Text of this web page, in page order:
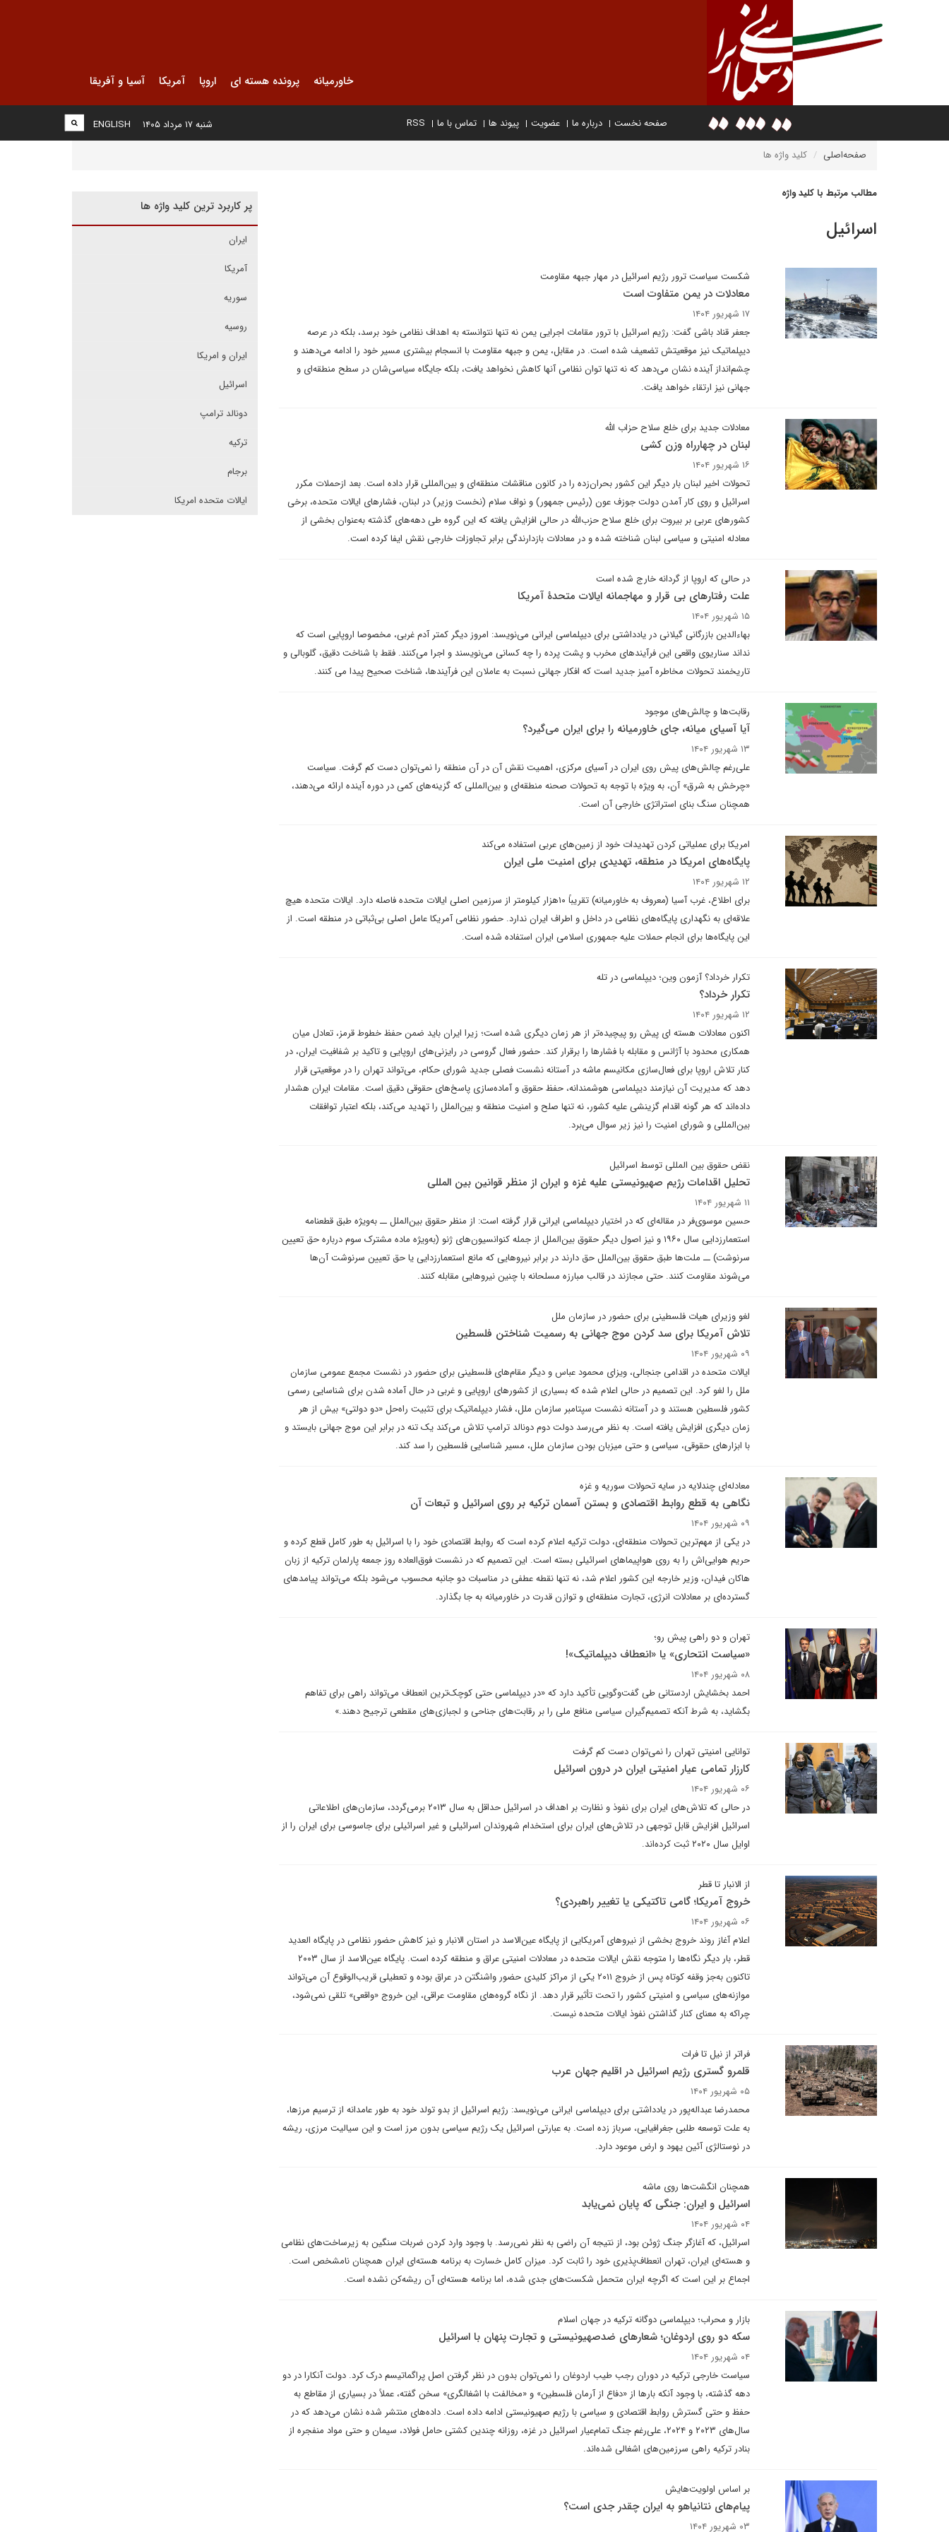
خاورمیانه پرونده هسته ای اروپا آمریکا آسیا و آفریقا
صفحه نخست درباره ما عضویت پیوند ها تماس با ما RSS
ENGLISH شنبه ۱۷ مرداد ۱۴۰۵
صفحه‌اصلی کلید واژه ها
مطالب مرتبط با کلید واژه
اسرائیل
شکست سیاست ترور رژیم اسرائیل در مهار جبهه مقاومت
معادلات در یمن متفاوت است
۱۷ شهریور ۱۴۰۴
جعفر قناد باشی گفت: رژیم اسرائیل با ترور مقامات اجرایی یمن نه تنها نتوانسته به اهداف نظامی خود برسد، بلکه در عرصه
دیپلماتیک نیز موقعیتش تضعیف شده است. در مقابل، یمن و جبهه مقاومت با انسجام بیشتری مسیر خود را ادامه می‌دهند و
چشم‌انداز آینده نشان می‌دهد که نه تنها توان نظامی آنها کاهش نخواهد یافت، بلکه جایگاه سیاسی‌شان در سطح منطقه‌ای و
جهانی نیز ارتقاء خواهد یافت.
معادلات جدید برای خلع سلاح حزاب الله
لبنان در چهارراه وزن کشی
۱۶ شهریور ۱۴۰۴
تحولات اخیر لبنان بار دیگر این کشور بحران‌زده را در کانون مناقشات منطقه‌ای و بین‌المللی قرار داده است. بعد ازحملات مکرر
اسرائیل و روی کار آمدن دولت جوزف عون (رئیس جمهور) و نواف سلام (نخست وزیر) در لبنان، فشارهای ایالات متحده، برخی
کشورهای عربی بر بیروت برای خلع سلاح حزب‌الله در حالی افزایش یافته که این گروه طی دهه‌های گذشته به‌عنوان بخشی از
معادله امنیتی و سیاسی لبنان شناخته شده و در معادلات بازدارندگی برابر تجاوزات خارجی نقش ایفا کرده است.
در حالی که اروپا از گردانه خارج شده است
علت رفتارهای بی قرار و مهاجمانه ایالات متحدۀ آمریکا
۱۵ شهریور ۱۴۰۴
بهاءالدین بازرگانی گیلانی در یادداشتی برای دیپلماسی ایرانی می‌نویسد: امروز دیگر کمتر آدم غربی، مخصوصا اروپایی است که
نداند سناریوی واقعی این فرآیندهای مخرب و پشت پرده را چه کسانی می‌نویسند و اجرا می‌کنند. فقط با شناخت دقیق، گلوبالی و
تاریخمند تحولات مخاطره آمیز جدید است که افکار جهانی نسبت به عاملان این فرآیندها، شناخت صحیح پیدا می کنند.
رقابت‌ها و چالش‌های موجود
آیا آسیای میانه، جای خاورمیانه را برای ایران می‌گیرد؟
۱۳ شهریور ۱۴۰۴
علی‌رغم چالش‌های پیش روی ایران در آسیای مرکزی، اهمیت نقش آن در آن منطقه را نمی‌توان دست کم گرفت. سیاست
«چرخش به شرق» آن، به ویژه با توجه به تحولات صحنه منطقه‌ای و بین‌المللی که گزینه‌های کمی در دوره آینده ارائه می‌دهند،
همچنان سنگ بنای استراتژی خارجی آن است.
امریکا برای عملیاتی کردن تهدیدات خود از زمین‌های عربی استفاده می‌کند
پایگاه‌های امریکا در منطقه، تهدیدی برای امنیت ملی ایران
۱۲ شهریور ۱۴۰۴
برای اطلاع، غرب آسیا (معروف به خاورمیانه) تقریباً ۱۰هزار کیلومتر از سرزمین اصلی ایالات متحده فاصله دارد. ایالات متحده هیچ
علاقه‌ای به نگهداری پایگاه‌های نظامی در داخل و اطراف ایران ندارد. حضور نظامی آمریکا عامل اصلی بی‌ثباتی در منطقه است. از
این پایگاه‌ها برای انجام حملات علیه جمهوری اسلامی ایران استفاده شده است.
تکرار خرداد؟ آزمون وین؛ دیپلماسی در تله
تکرار خرداد؟
۱۲ شهریور ۱۴۰۴
اکنون معادلات هسته ای پیش رو پیچیده‌تر از هر زمان دیگری شده است؛ زیرا ایران باید ضمن حفظ خطوط قرمز، تعادل میان
همکاری محدود با آژانس و مقابله با فشارها را برقرار کند. حضور فعال گروسی در رایزنی‌های اروپایی و تاکید بر شفافیت ایران، در
کنار تلاش اروپا برای فعال‌سازی مکانیسم ماشه در آستانه نشست فصلی جدید شورای حکام، می‌تواند تهران را در موقعیتی قرار
دهد که مدیریت آن نیازمند دیپلماسی هوشمندانه، حفظ حقوق و آماده‌سازی پاسخ‌های حقوقی دقیق است. مقامات ایران هشدار
داده‌اند که هر گونه اقدام گزینشی علیه کشور، نه تنها صلح و امنیت منطقه و بین‌الملل را تهدید می‌کند، بلکه اعتبار توافقات
بین‌المللی و شورای امنیت را نیز زیر سوال می‌برد.
نقض حقوق بین المللی توسط اسرائیل
تحلیل اقدامات رژیم صهیونیستی علیه غزه و ایران از منظر قوانین بین المللی
۱۱ شهریور ۱۴۰۴
حسین موسوی‌فر در مقاله‌ای که در اختیار دیپلماسی ایرانی قرار گرفته است: از منظر حقوق بین‌الملل ــ به‌ویژه طبق قطعنامه
استعمارزدایی سال ۱۹۶۰ و نیز اصول دیگر حقوق بین‌الملل از جمله کنوانسیون‌های ژنو (به‌ویژه ماده مشترک سوم درباره حق تعیین
سرنوشت) ــ ملت‌ها طبق حقوق بین‌الملل حق دارند در برابر نیروهایی که مانع استعمارزدایی یا حق تعیین سرنوشت آن‌ها
می‌شوند مقاومت کنند. حتی مجازند در قالب مبارزه مسلحانه با چنین نیروهایی مقابله کنند.
لغو وزیرای هیات فلسطینی برای حضور در سازمان ملل
تلاش آمریکا برای سد کردن موج جهانی به رسمیت شناختن فلسطین
۰۹ شهریور ۱۴۰۴
ایالات متحده در اقدامی جنجالی، ویزای محمود عباس و دیگر مقام‌های فلسطینی برای حضور در نشست مجمع عمومی سازمان
ملل را لغو کرد. این تصمیم در حالی اعلام شده که بسیاری از کشورهای اروپایی و غربی در حال آماده شدن برای شناسایی رسمی
کشور فلسطین هستند و در آستانه نشست سپتامبر سازمان ملل، فشار دیپلماتیک برای تثبیت راه‌حل «دو دولتی» بیش از هر
زمان دیگری افزایش یافته است. به نظر می‌رسد دولت دوم دونالد ترامپ تلاش می‌کند یک تنه در برابر این موج جهانی بایستد و
با ابزارهای حقوقی، سیاسی و حتی میزبان بودن سازمان ملل، مسیر شناسایی فلسطین را سد کند.
معادله‌ای چندلایه در سایه تحولات سوریه و غزه
نگاهی به قطع روابط اقتصادی و بستن آسمان ترکیه بر روی اسرائیل و تبعات آن
۰۹ شهریور ۱۴۰۴
در یکی از مهم‌ترین تحولات منطقه‌ای، دولت ترکیه اعلام کرده است که روابط اقتصادی خود را با اسرائیل به طور کامل قطع کرده و
حریم هوایی‌اش را به روی هواپیماهای اسرائیلی بسته است. این تصمیم که در نشست فوق‌العاده روز جمعه پارلمان ترکیه از زبان
هاکان فیدان، وزیر خارجه این کشور اعلام شد، نه تنها نقطه عطفی در مناسبات دو جانبه محسوب می‌شود بلکه می‌تواند پیامدهای
گسترده‌ای بر معادلات انرژی، تجارت منطقه‌ای و توازن قدرت در خاورمیانه به جا بگذارد.
تهران و دو راهی پیش رو؛
«سیاست انتحاری» یا «انعطاف دیپلماتیک»!
۰۸ شهریور ۱۴۰۴
احمد بخشایش اردستانی طی گفت‌وگویی تأکید دارد که «در دیپلماسی حتی کوچک‌ترین انعطاف می‌تواند راهی برای تفاهم
بگشاید، به شرط آنکه تصمیم‌گیران سیاسی منافع ملی را بر رقابت‌های جناحی و لجبازی‌های مقطعی ترجیح دهند.»
توانایی امنیتی تهران را نمی‌توان دست کم گرفت
کارزار تمامی عیار امنیتی ایران در درون اسرائیل
۰۶ شهریور ۱۴۰۴
در حالی که تلاش‌های ایران برای نفوذ و نظارت بر اهداف در اسرائیل حداقل به سال ۲۰۱۳ برمی‌گردد، سازمان‌های اطلاعاتی
اسرائیل افزایش قابل توجهی در تلاش‌های ایران برای استخدام شهروندان اسرائیلی و غیر اسرائیلی برای جاسوسی برای ایران را از
اوایل سال ۲۰۲۰ ثبت کرده‌اند.
از الانبار تا قطر
خروج آمریکا؛ گامی تاکتیکی یا تغییر راهبردی؟
۰۶ شهریور ۱۴۰۴
اعلام آغاز روند خروج بخشی از نیروهای آمریکایی از پایگاه عین‌الاسد در استان الانبار و نیز کاهش حضور نظامی در پایگاه العدید
قطر، بار دیگر نگاه‌ها را متوجه نقش ایالات متحده در معادلات امنیتی عراق و منطقه کرده است. پایگاه عین‌الاسد از سال ۲۰۰۳
تاکنون به‌جز وقفه کوتاه پس از خروج ۲۰۱۱ یکی از مراکز کلیدی حضور واشنگتن در عراق بوده و تعطیلی قریب‌الوقوع آن می‌تواند
موازنه‌های سیاسی و امنیتی کشور را تحت تأثیر قرار دهد. از نگاه گروه‌های مقاومت عراقی، این خروج «واقعی» تلقی نمی‌شود،
چراکه به معنای کنار گذاشتن نفوذ ایالات متحده نیست.
فراتر از نیل تا فرات
قلمرو گستری رژیم اسرائیل در اقلیم جهان عرب
۰۵ شهریور ۱۴۰۴
محمدرضا عبداله‌پور در یادداشتی برای دیپلماسی ایرانی می‌نویسد: رژیم اسرائیل از بدو تولد خود به طور عامدانه از ترسیم مرزها،
به علت توسعه طلبی جغرافیایی، سرباز زده است. به عبارتی اسرائیل یک رژیم سیاسی بدون مرز است و این سیالیت مرزی، ریشه
در نوستالژی آئین یهود و ارض موعود دارد.
همچنان انگشت‌ها روی ماشه
اسرائیل و ایران: جنگی که پایان نمی‌یابد
۰۴ شهریور ۱۴۰۴
اسرائیل، که آغازگر جنگ ژوئن بود، از نتیجه آن راضی به نظر نمی‌رسد. با وجود وارد کردن ضربات سنگین به زیرساخت‌های نظامی
و هسته‌ای ایران، تهران انعطاف‌پذیری خود را ثابت کرد. میزان کامل خسارت به برنامه هسته‌ای ایران همچنان نامشخص است.
اجماع بر این است که اگرچه ایران متحمل شکست‌های جدی شده، اما برنامه هسته‌ای آن ریشه‌کن نشده است.
بازار و محراب؛ دیپلماسی دوگانه ترکیه در جهان اسلام
سکه دو روی اردوغان؛ شعارهای ضدصهیونیستی و تجارت پنهان با اسرائیل
۰۴ شهریور ۱۴۰۴
سیاست خارجی ترکیه در دوران رجب طیب اردوغان را نمی‌توان بدون در نظر گرفتن اصل پراگماتیسم درک کرد. دولت آنکارا در دو
دهه گذشته، با وجود آنکه بارها از «دفاع از آرمان فلسطین» و «مخالفت با اشغالگری» سخن گفته، عملاً در بسیاری از مقاطع به
حفظ و حتی گسترش روابط اقتصادی و سیاسی با رژیم صهیونیستی ادامه داده است. داده‌های منتشر شده نشان می‌دهد که در
سال‌های ۲۰۲۳ و ۲۰۲۴، علی‌رغم جنگ تمام‌عیار اسرائیل در غزه، روزانه چندین کشتی حامل فولاد، سیمان و حتی مواد منفجره از
بنادر ترکیه راهی سرزمین‌های اشغالی شده‌اند.
بر اساس اولویت‌هایش
پیام‌های نتانیاهو به ایران چقدر جدی است؟
۰۳ شهریور ۱۴۰۴
پر کاربرد ترین کلید واژه ها
ایران
آمریکا
سوریه
روسیه
ایران و امریکا
اسرائیل
دونالد ترامپ
ترکیه
برجام
ایالات متحده امریکا